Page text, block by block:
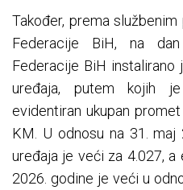
Također, prema
Federacije BiH, na
Federacije BiH instalirano
uređaja, putem kojih
evidentiran ukupan
KM. U odnosu na 31. maj
uređaja je veći za 4.027,
2026. godine je veći u